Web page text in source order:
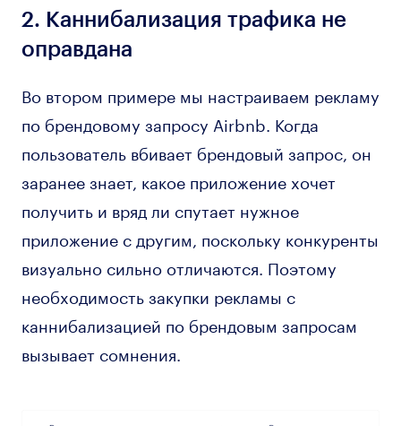
2. Каннибализация трафика не
оправдана
Во втором примере мы настраиваем рекламу
по брендовому запросу Airbnb. Когда
пользователь вбивает брендовый запрос, он
заранее знает, какое приложение хочет
получить и вряд ли спутает нужное
приложение с другим, поскольку конкуренты
визуально сильно отличаются. Поэтому
необходимость закупки рекламы с
каннибализацией по брендовым запросам
вызывает сомнения.